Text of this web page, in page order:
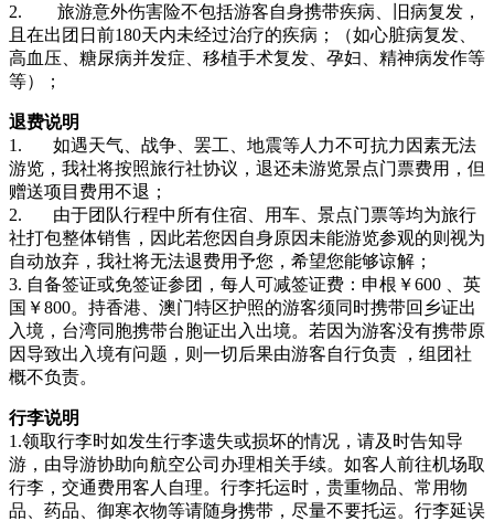
2. 旅游意外伤害险不包括游客自身携带疾病、旧病复发，
且在出团日前180天内未经过治疗的疾病；（如心脏病复发、
高血压、糖尿病并发症、移植手术复发、孕妇、精神病发作等
等）；
退费说明
1. 如遇天气、战争、罢工、地震等人力不可抗力因素无法
游览，我社将按照旅行社协议，退还未游览景点门票费用，但
赠送项目费用不退；
2. 由于团队行程中所有住宿、用车、景点门票等均为旅行
社打包整体销售，因此若您因自身原因未能游览参观的则视为
自动放弃，我社将无法退费用予您，希望您能够谅解；
3. 自备签证或免签证参团，每人可减签证费：申根￥600 、英
国￥800。持香港、澳门特区护照的游客须同时携带回乡证出
入境，台湾同胞携带台胞证出入出境。若因为游客没有携带原
因导致出入境有问题，则一切后果由游客自行负责 ，组团社
概不负责。
行李说明
1.领取行李时如发生行李遗失或损坏的情况，请及时告知导
游，由导游协助向航空公司办理相关手续。如客人前往机场取
行李，交通费用客人自理。行李托运时，贵重物品、常用物
品、药品、御寒衣物等请随身携带，尽量不要托运。行李延误